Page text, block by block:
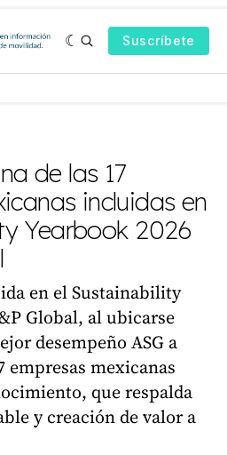
Suscríbete
de las 17
incluidas en
Yearbook 2026
en el Sustainability
Global, al ubicarse
desempeño ASG a
empresas mexicanas
que respalda
y creación de valor a